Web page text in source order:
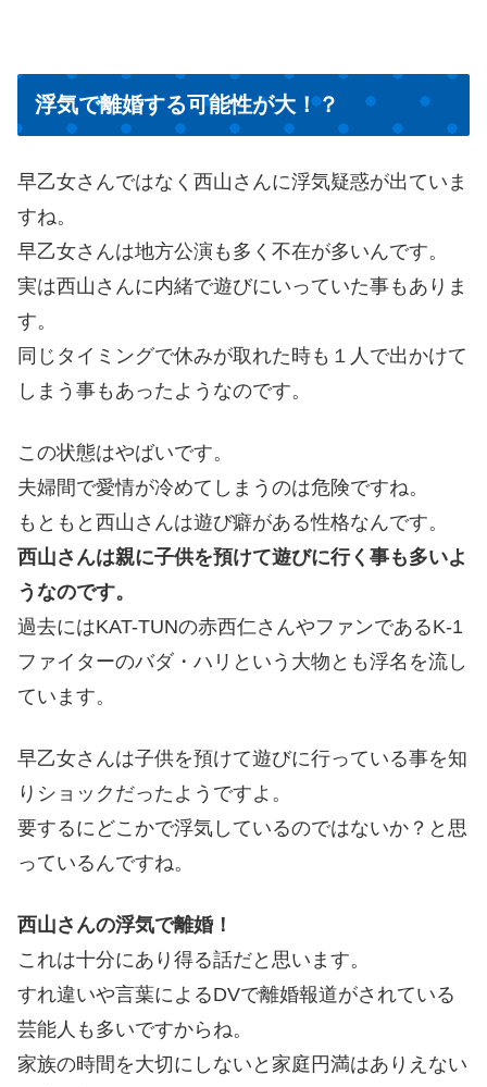
浮気で離婚する可能性が大！？
早乙女さんではなく西山さんに浮気疑惑が出ていま
すね。
早乙女さんは地方公演も多く不在が多いんです。
実は西山さんに内緒で遊びにいっていた事もありま
す。
同じタイミングで休みが取れた時も１人で出かけて
しまう事もあったようなのです。
この状態はやばいです。
夫婦間で愛情が冷めてしまうのは危険ですね。
もともと西山さんは遊び癖がある性格なんです。
西山さんは親に子供を預けて遊びに行く事も多いよ
うなのです。
過去にはKAT-TUNの赤西仁さんやファンであるK-1
ファイターのバダ・ハリという大物とも浮名を流し
ています。
早乙女さんは子供を預けて遊びに行っている事を知
りショックだったようですよ。
要するにどこかで浮気しているのではないか？と思
っているんですね。
西山さんの浮気で離婚！
これは十分にあり得る話だと思います。
すれ違いや言葉によるDVで離婚報道がされている
芸能人も多いですからね。
家族の時間を大切にしないと家庭円満はありえない